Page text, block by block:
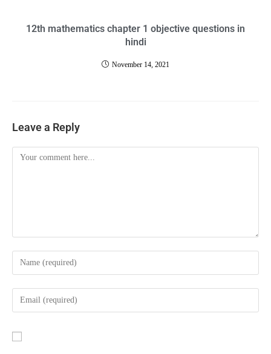
12th mathematics chapter 1 objective questions in
hindi
November 14, 2021
Leave a Reply